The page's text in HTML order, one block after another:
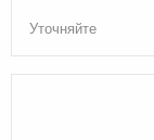
Уточняйте